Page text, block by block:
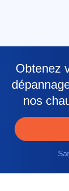
Obtenez
nos